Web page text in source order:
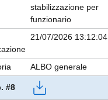
stabilizzazione per
funzionario
21/07/2026 13:12:04
ALBO generale
#8